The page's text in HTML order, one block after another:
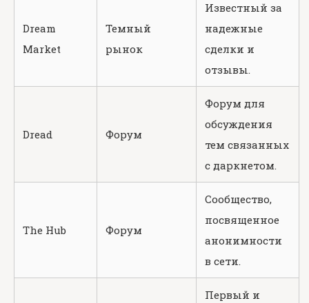
Dream
Market
Темный
рынок
Известный за
надежные
сделки и
отзывы.
Dread Форум
Форум для
обсуждения
тем связанных
с даркнетом.
The Hub Форум
Сообщество,
посвященное
анонимности
в сети.
Первый и